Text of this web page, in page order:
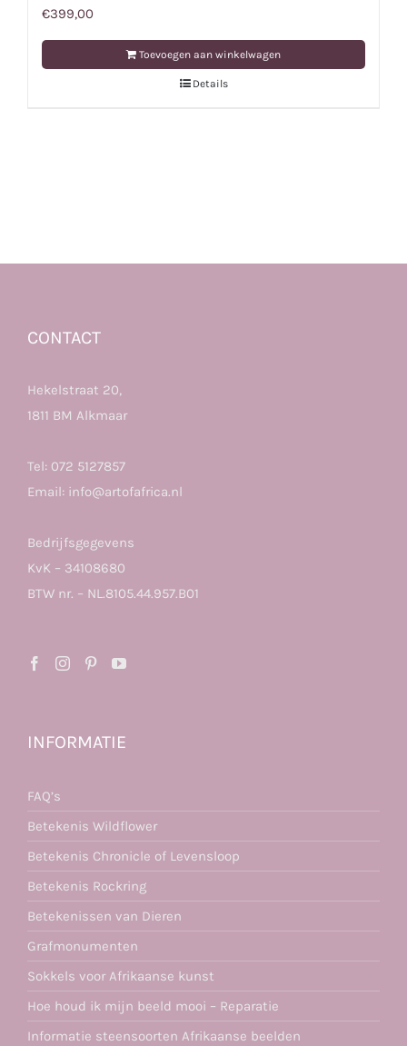
€399,00
Toevoegen aan winkelwagen
Details
CONTACT
Hekelstraat 20,
1811 BM Alkmaar
Tel: 072 5127857
Email: info@artofafrica.nl
Bedrijfsgegevens
KvK – 34108680
BTW nr. – NL.8105.44.957.B01
INFORMATIE
FAQ’s
Betekenis Wildflower
Betekenis Chronicle of Levensloop
Betekenis Rockring
Betekenissen van Dieren
Grafmonumenten
Sokkels voor Afrikaanse kunst
Hoe houd ik mijn beeld mooi – Reparatie
Informatie steensoorten Afrikaanse beelden